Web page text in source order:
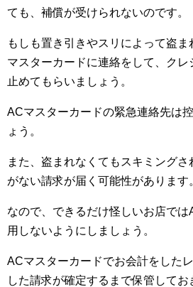
ても、補償が受けられないのです。
もしも置き引きやスリによって盗
マスターカードに連絡をして、ク
止めてもらいましょう。
ACマスターカードの緊急連絡先は
ょう。
また、盗まれなくてもスキミングさ
がない請求が届く可能性があります
なので、できるだけ怪しいお店では
用しないようにしましょう。
ACマスターカードでお会計をした
した請求が確定するまで保管して